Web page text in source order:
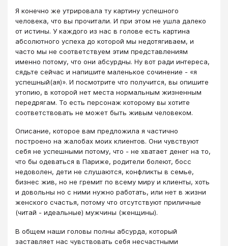
Я конечно же утрировала ту картину успешного
человека, что вы прочитали. И при этом не ушла далеко
от истины. У каждого из нас в голове есть картина
абсолютного успеха до которой мы недотягиваем, и
часто мы не соответствуем этим представлениям
именно потому, что они абсурдны. Ну вот ради интереса,
сядьте сейчас и напишите маленькое сочинение - «я
успешный(ая)». И посмотрите что получится, вы опишите
утопию, в которой нет места нормальным жизненным
передрягам. То есть персонаж которому вы хотите
соответствовать не может быть живым человеком.
Описание, которое вам предложила я частично
построено на жалобах моих клиентов. Они чувствуют
себя не успешными потому, что - не хватает денег на то,
что бы одеваться в Париже, родители болеют, босс
недоволен, дети не слушаются, конфликты в семье,
бизнес жив, но не гремит по всему миру и клиенты, хоть
и довольны но с ними нужно работать, или нет в жизни
женского счастья, потому что отсутствуют приличные
(читай - идеальные) мужчины (женщины).
В общем наши головы полны абсурда, который
заставляет нас чувствовать себя несчастными